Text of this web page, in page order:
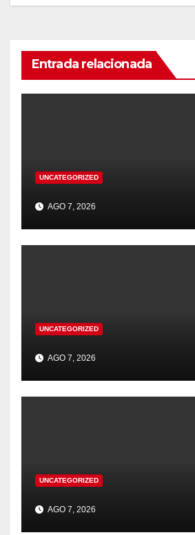
Entrada relacionada
UNCATEGORIZED
AGO 7, 2026
UNCATEGORIZED
AGO 7, 2026
UNCATEGORIZED
AGO 7, 2026